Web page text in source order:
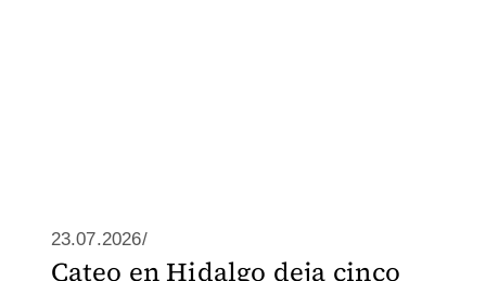
23.07.2026/
Cateo en Hidalgo deja cinco